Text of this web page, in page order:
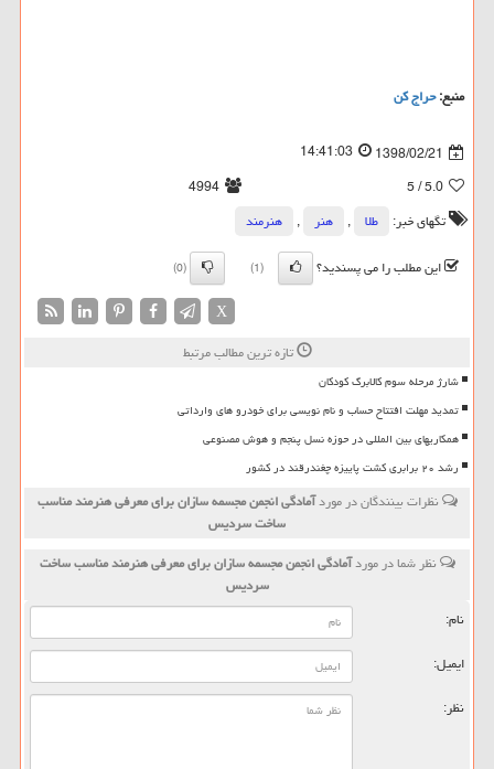
منبع:حراج كن
1398/02/21
14:41:03
5.0
/ 5
4994
تگهای خبر:
طلا , هنر ,
هنرمند
این مطلب را می پسندید؟
(1)
(0)
X
تازه ترین مطالب مرتبط
شارژ مرحله سوم کالابرگ کودکان
تمدید مهلت افتتاح حساب و نام نویسی برای خودرو های وارداتی
همکاریهای بین المللی در حوزه نسل پنجم و هوش مصنوعی
رشد ۲۰ برابری کشت پاییزه چغندرقند در کشور
نظرات بینندگان در موردآمادگی انجمن مجسمه سازان برای معرفی هنرمند مناسب
ساخت سردیس
نظر شما در موردآمادگی انجمن مجسمه سازان برای معرفی هنرمند مناسب ساخت
سردیس
نام:
ایمیل:
نظر: